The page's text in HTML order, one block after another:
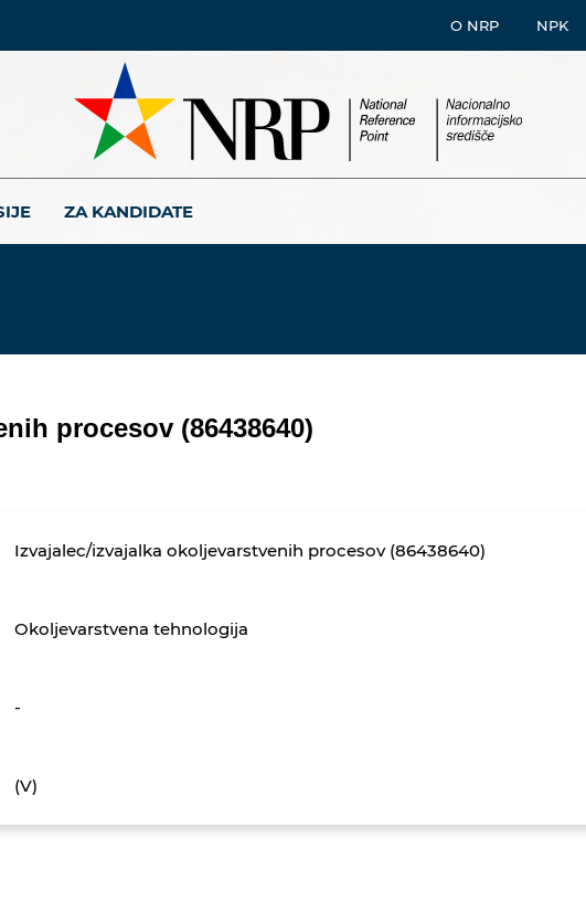
O NRP NPK
ZA KANDIDATE
procesov (86438640)
Izvajalec/izvajalka okoljevarstvenih procesov (86438640)
Okoljevarstvena tehnologija
-
(V)